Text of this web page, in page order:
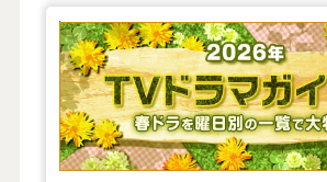
【2026年春】TVドラマガイド